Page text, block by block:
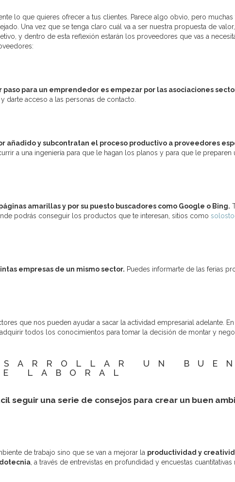
lo que quieres ofrecer a tus clientes. Parece algo obvio, pero muchas
Una vez que se tenga claro cuál va a ser nuestra propuesta de
y dentro de esta reflexión estarán los proveedores que vas a
paso para un emprendedor es empezar por las asociaciones
darte acceso a las personas de contacto.
añadido y subcontratan el proceso productivo a proveedores
a una ingeniería para que le hagan los planos y para que le
amarillas y por su puesto buscadores como Google o Bing.
podrás conseguir los productos que te interesan, sitios como
empresas de un mismo sector. Puedes informarte de las ferias
que nos pueden ayudar a sacar la actividad empresarial adelante. En
todos los conocimientos para tomar la decisión de montar y
UN
LABORAL
seguir una serie de consejos para crear un buen
de trabajo sino que se van a mejorar la productividad y
, a través de entrevistas en profundidad y encuestas cuantitativas